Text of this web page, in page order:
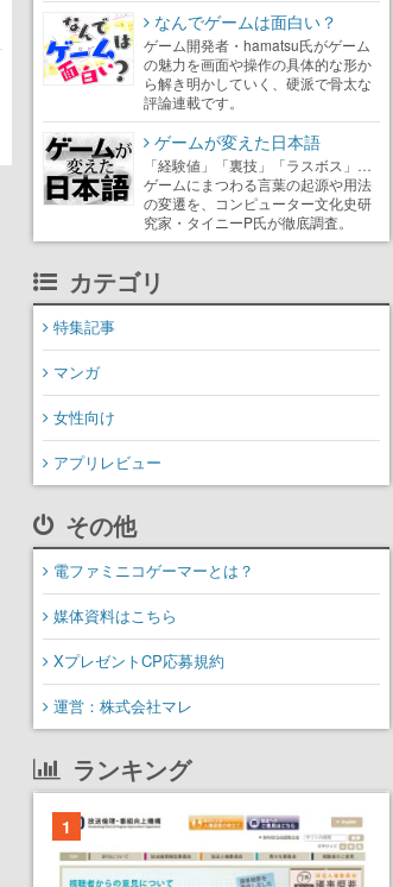
なんでゲームは面白い？
ゲーム開発者・hamatsu氏がゲーム
の魅力を画面や操作の具体的な形か
ら解き明かしていく、硬派で骨太な
評論連載です。
ゲームが変えた日本語
「経験値」「裏技」「ラスボス」…
ゲームにまつわる言葉の起源や用法
の変遷を、コンピューター文化史研
究家・タイニーP氏が徹底調査。
カテゴリ
特集記事
マンガ
女性向け
アプリレビュー
その他
電ファミニコゲーマーとは？
媒体資料はこちら
XプレゼントCP応募規約
運営：株式会社マレ
ランキング
1